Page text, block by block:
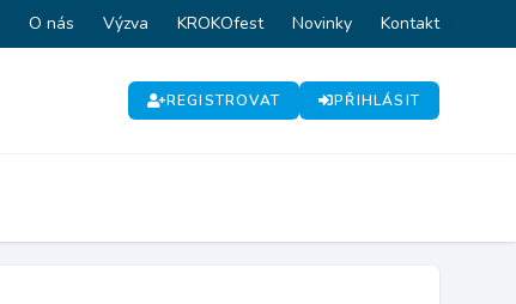
O nás Výzva KROKOfest Novinky Kontakt
REGISTROVAT PŘIHLÁSIT